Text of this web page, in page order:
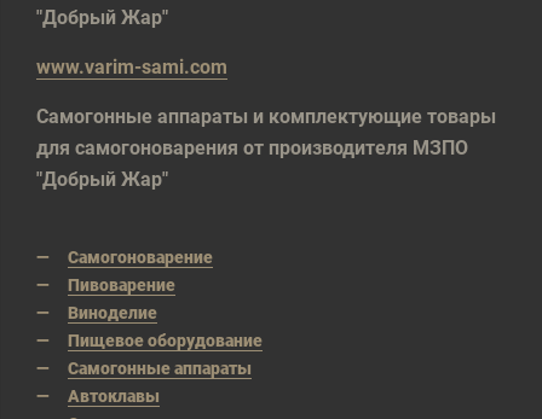
"Добрый Жар"
www.varim-sami.com
Самогонные аппараты и комплектующие товары
для самогоноварения от производителя МЗПО
"Добрый Жар"
Самогоноварение
Пивоварение
Виноделие
Пищевое оборудование
Самогонные аппараты
Автоклавы